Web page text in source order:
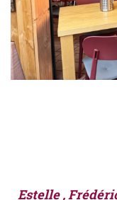
Estelle ,